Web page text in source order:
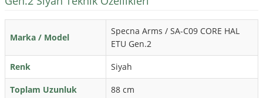
Marka / Model
Specna Arms / SA-C09 CORE HAL
ETU Gen.2
Renk Siyah
Toplam Uzunluk 88 cm